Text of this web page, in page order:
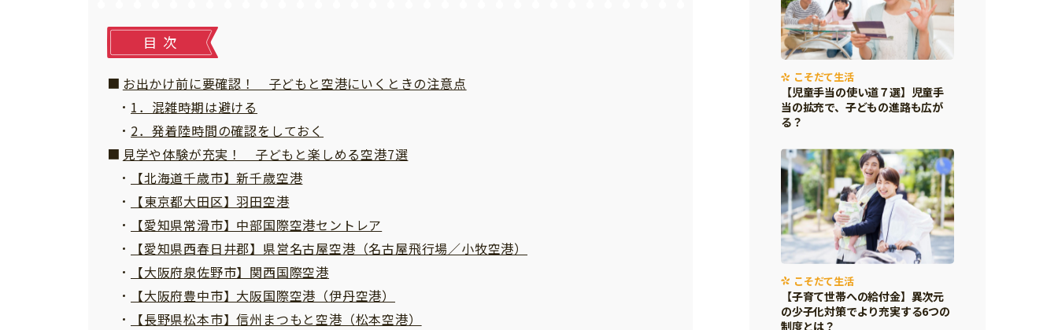
目次
お出かけ前に要確認！ 子どもと空港にいくときの注意点
1．混雑時期は避ける
2．発着陸時間の確認をしておく
見学や体験が充実！ 子どもと楽しめる空港7選
【北海道千歳市】新千歳空港
【東京都大田区】羽田空港
【愛知県常滑市】中部国際空港セントレア
【愛知県西春日井郡】県営名古屋空港（名古屋飛行場／小牧空港）
【大阪府泉佐野市】関西国際空港
【大阪府豊中市】大阪国際空港（伊丹空港）
【長野県松本市】信州まつもと空港（松本空港）
こそだて生活
【児童手当の使い道７選】児童手
当の拡充で、子どもの進路も広が
る？
こそだて生活
【子育て世帯への給付金】異次元
の少子化対策でより充実する6つの
制度とは？